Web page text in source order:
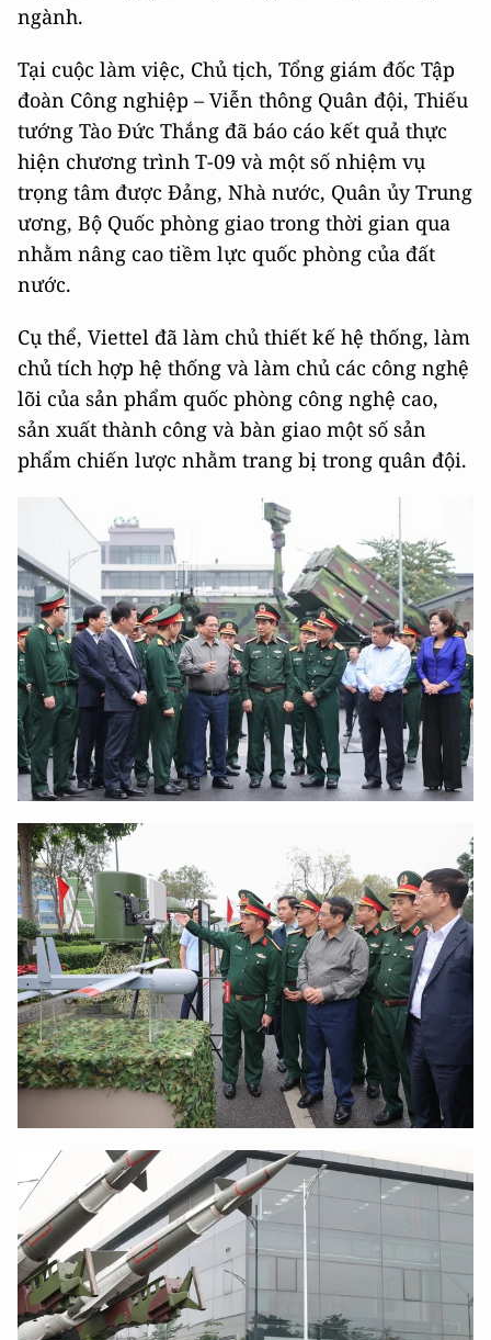
ngành.
Tại cuộc làm việc, Chủ tịch, Tổng giám đốc Tập
đoàn Công nghiệp – Viễn thông Quân đội, Thiếu
tướng Tào Đức Thắng đã báo cáo kết quả thực
hiện chương trình T-09 và một số nhiệm vụ
trọng tâm được Đảng, Nhà nước, Quân ủy Trung
ương, Bộ Quốc phòng giao trong thời gian qua
nhằm nâng cao tiềm lực quốc phòng của đất
nước.
Cụ thể, Viettel đã làm chủ thiết kế hệ thống, làm
chủ tích hợp hệ thống và làm chủ các công nghệ
lõi của sản phẩm quốc phòng công nghệ cao,
sản xuất thành công và bàn giao một số sản
phẩm chiến lược nhằm trang bị trong quân đội.